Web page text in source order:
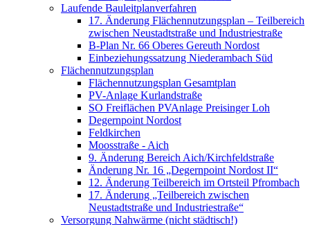
Laufende Bauleitplanverfahren
17. Änderung Flächennutzungsplan – Teilbereich
zwischen Neustadtstraße und Industriestraße
B-Plan Nr. 66 Oberes Gereuth Nordost
Einbeziehungssatzung Niederambach Süd
Flächennutzungsplan
Flächennutzungsplan Gesamtplan
PV-Anlage Kurlandstraße
SO Freiflächen PV­Anlage Preisinger Loh
Degernpoint Nordost
Feldkirchen
Moosstraße - Aich
9. Änderung Bereich Aich/Kirchfeldstraße
Änderung Nr. 16 „Degernpoint Nordost II“
12. Änderung Teilbereich im Ortsteil Pfrombach
17. Änderung „Teilbereich zwischen
Neustadtstraße und Industriestraße“
Versorgung Nahwärme (nicht städtisch!)